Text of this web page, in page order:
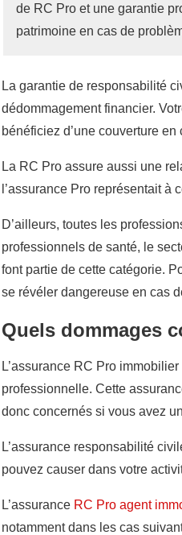
de RC Pro et une garantie
patrimoine en cas de
La garantie de responsabilité
dédommagement financier.
bénéficiez d’une couverture en
La RC Pro assure aussi une
l’assurance Pro représentait à
D’ailleurs, toutes les
professionnels de santé, le
font partie de cette catégorie.
se révéler dangereuse en cas
Quels dommages
L’assurance RC Pro
professionnelle. Cette
donc concernés si vous avez
L’assurance responsabilité
pouvez causer dans votre
L’assurance RC Pro agent
notamment dans les cas